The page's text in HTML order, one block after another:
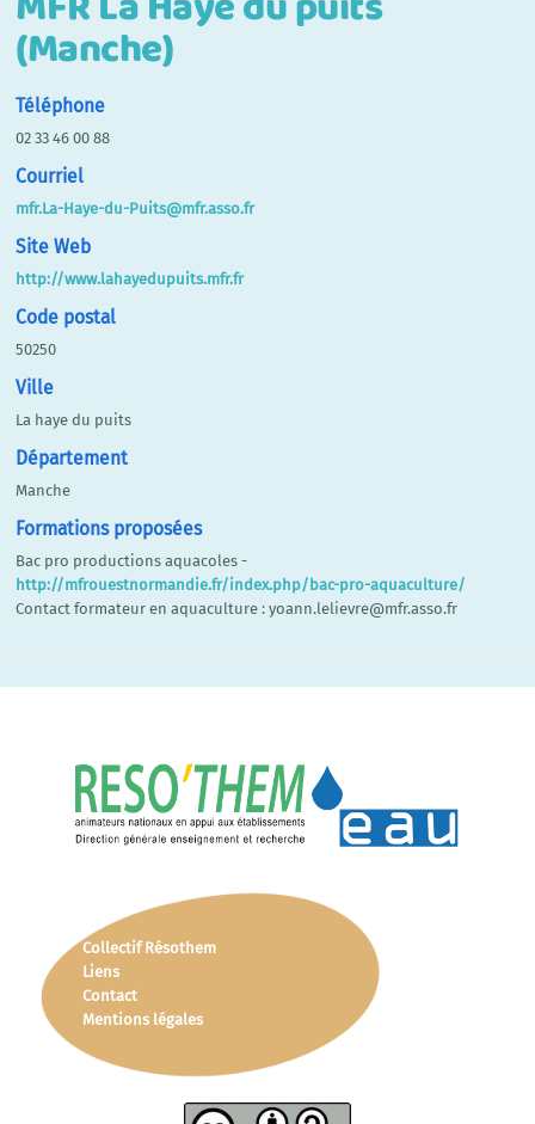
(Manche)
Téléphone
02 33 46 00 88
Courriel
mfr.La-Haye-du-Puits@mfr.asso.fr
Site Web
http://www.lahayedupuits.mfr.fr
Code postal
50250
Ville
La haye du puits
Département
Manche
Formations proposées
Bac pro productions aquacoles -
http://mfrouestnormandie.fr/index.php/bac-pro-aquaculture/
Contact formateur en aquaculture : yoann.lelievre@mfr.asso.fr
Collectif Résothem
Liens
Contact
Mentions légales